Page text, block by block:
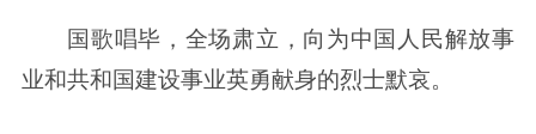
国歌唱毕，全场肃立，向为中国人民解放事
业和共和国建设事业英勇献身的烈士默哀。